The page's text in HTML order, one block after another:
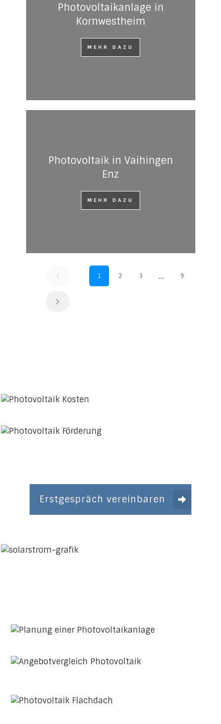
Photovoltaikanlage in
Kornwestheim
MEHR DAZU
Photovoltaik in Vaihingen
Enz
MEHR DAZU
1 2 3 ... 9
Erstgespräch vereinbaren